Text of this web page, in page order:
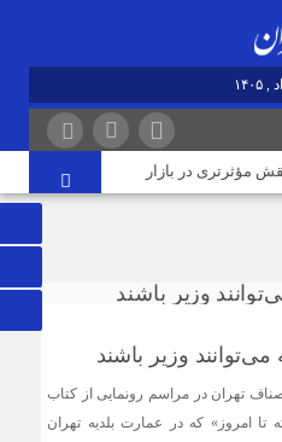
مؤثرتری در بازار
می‌توانند وزیر باشند
تهران در مراسم رونمایی از کتاب
تا امروز» که در عمارت بلدیه تهران